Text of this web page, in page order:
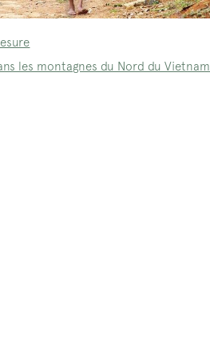
les montagnes du Nord du Vietnam